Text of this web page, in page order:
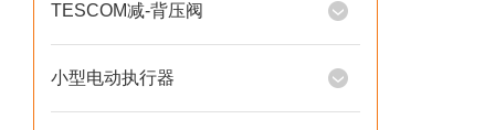
TESCOM减-背压阀
小型电动执行器